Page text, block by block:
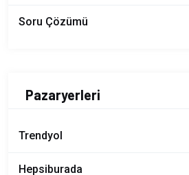
Soru Çözümü
Pazaryerleri
Trendyol
Hepsiburada